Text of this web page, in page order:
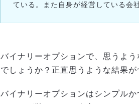
ている。また自身が経営している会
バイナリーオプションで、思うよ
でしょうか？正直思うような結果
バイナリーオプションはシンプル